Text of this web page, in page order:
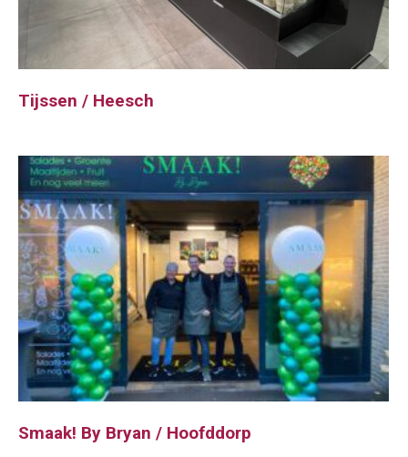
Tijssen / Heesch
Smaak! By Bryan / Hoofddorp